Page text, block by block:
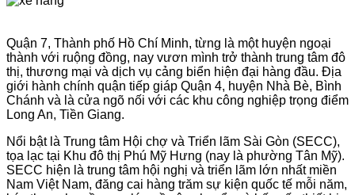
Quận 7, Thành phố Hồ Chí Minh, từng là một huyện ngoại
thành với ruộng đồng, nay vươn mình trở thành trung tâm đô
thị, thương mại và dịch vụ cảng biển hiện đại hàng đầu. Địa
giới hành chính quận tiếp giáp Quận 4, huyện Nhà Bè, Bình
Chánh và là cửa ngõ nối với các khu công nghiệp trọng điểm
Long An, Tiền Giang.
Nổi bật là Trung tâm Hội chợ và Triển lãm Sài Gòn (SECC),
tọa lạc tại Khu đô thị Phú Mỹ Hưng (nay là phường Tân Mỹ).
SECC hiện là trung tâm hội nghị và triển lãm lớn nhất miền
Nam Việt Nam, đăng cai hàng trăm sự kiện quốc tế mỗi năm,